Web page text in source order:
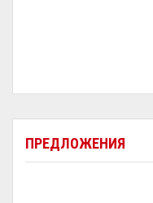
ПРЕДЛОЖЕНИЯ